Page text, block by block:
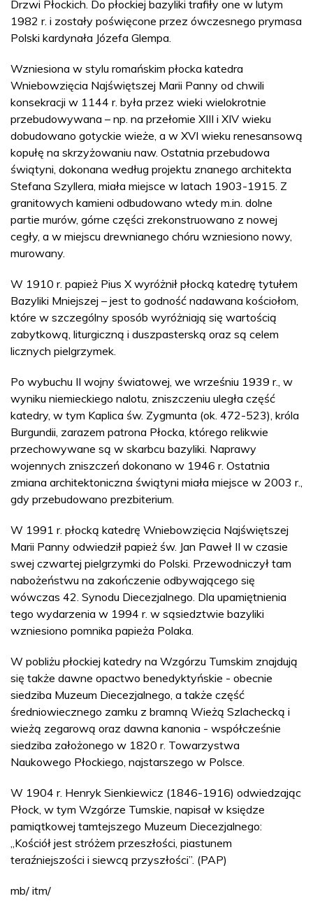
Drzwi Płockich. Do płockiej bazyliki trafiły one w lutym
1982 r. i zostały poświęcone przez ówczesnego prymasa
Polski kardynała Józefa Glempa.
Wzniesiona w stylu romańskim płocka katedra
Wniebowzięcia Najświętszej Marii Panny od chwili
konsekracji w 1144 r. była przez wieki wielokrotnie
przebudowywana – np. na przełomie XIII i XIV wieku
dobudowano gotyckie wieże, a w XVI wieku renesansową
kopułę na skrzyżowaniu naw. Ostatnia przebudowa
świątyni, dokonana według projektu znanego architekta
Stefana Szyllera, miała miejsce w latach 1903-1915. Z
granitowych kamieni odbudowano wtedy m.in. dolne
partie murów, górne części zrekonstruowano z nowej
cegły, a w miejscu drewnianego chóru wzniesiono nowy,
murowany.
W 1910 r. papież Pius X wyróżnił płocką katedrę tytułem
Bazyliki Mniejszej – jest to godność nadawana kościołom,
które w szczególny sposób wyróżniają się wartością
zabytkową, liturgiczną i duszpasterską oraz są celem
licznych pielgrzymek.
Po wybuchu II wojny światowej, we wrześniu 1939 r., w
wyniku niemieckiego nalotu, zniszczeniu uległa część
katedry, w tym Kaplica św. Zygmunta (ok. 472-523), króla
Burgundii, zarazem patrona Płocka, którego relikwie
przechowywane są w skarbcu bazyliki. Naprawy
wojennych zniszczeń dokonano w 1946 r. Ostatnia
zmiana architektoniczna świątyni miała miejsce w 2003 r.,
gdy przebudowano prezbiterium.
W 1991 r. płocką katedrę Wniebowzięcia Najświętszej
Marii Panny odwiedził papież św. Jan Paweł II w czasie
swej czwartej pielgrzymki do Polski. Przewodniczył tam
nabożeństwu na zakończenie odbywającego się
wówczas 42. Synodu Diecezjalnego. Dla upamiętnienia
tego wydarzenia w 1994 r. w sąsiedztwie bazyliki
wzniesiono pomnika papieża Polaka.
W pobliżu płockiej katedry na Wzgórzu Tumskim znajdują
się także dawne opactwo benedyktyńskie - obecnie
siedziba Muzeum Diecezjalnego, a także część
średniowiecznego zamku z bramną Wieżą Szlachecką i
wieżą zegarową oraz dawna kanonia - współcześnie
siedziba założonego w 1820 r. Towarzystwa
Naukowego Płockiego, najstarszego w Polsce.
W 1904 r. Henryk Sienkiewicz (1846-1916) odwiedzając
Płock, w tym Wzgórze Tumskie, napisał w księdze
pamiątkowej tamtejszego Muzeum Diecezjalnego:
„Kościół jest stróżem przeszłości, piastunem
teraźniejszości i siewcą przyszłości”. (PAP)
mb/ itm/